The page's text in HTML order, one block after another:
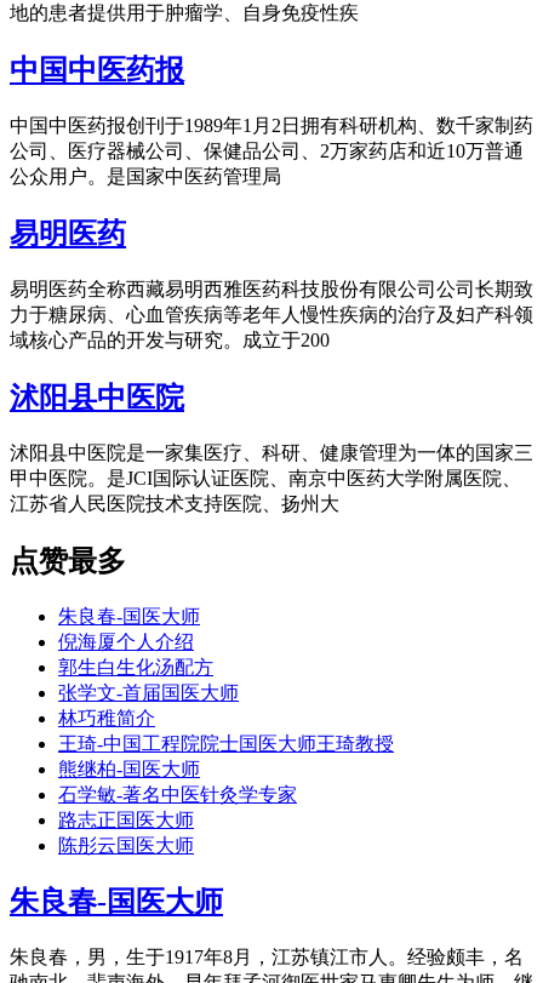
地的患者提供用于肿瘤学、自身免疫性疾
中国中医药报
中国中医药报创刊于1989年1月2日拥有科研机构、数千家制药
公司、医疗器械公司、保健品公司、2万家药店和近10万普通
公众用户。是国家中医药管理局
易明医药
易明医药全称西藏易明西雅医药科技股份有限公司公司长期致
力于糖尿病、心血管疾病等老年人慢性疾病的治疗及妇产科领
域核心产品的开发与研究。成立于200
沭阳县中医院
沭阳县中医院是一家集医疗、科研、健康管理为一体的国家三
甲中医院。是JCI国际认证医院、南京中医药大学附属医院、
江苏省人民医院技术支持医院、扬州大
点赞最多
朱良春-国医大师
倪海厦个人介绍
郭生白生化汤配方
张学文-首届国医大师
林巧稚简介
王琦-中国工程院院士国医大师王琦教授
熊继柏-国医大师
石学敏-著名中医针灸学专家
路志正国医大师
陈彤云国医大师
朱良春-国医大师
朱良春，男，生于1917年8月，江苏镇江市人。经验颇丰，名